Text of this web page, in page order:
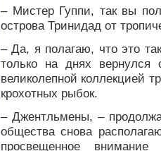
– Мистер Гуппи, так вы
острова Тринидад от
– Да, я полагаю, что это
только на днях вернулся
великолепной коллекцией
крохотных рыбок.
– Джентльмены, –
общества снова
просвещенное